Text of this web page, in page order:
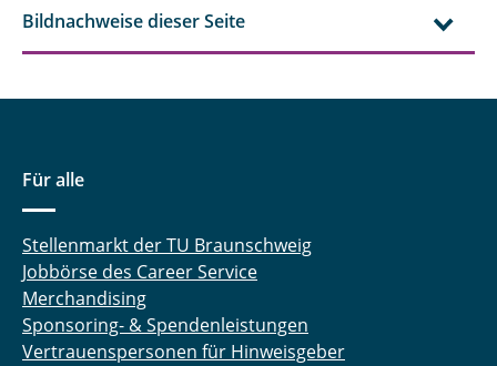
Bildnachweise dieser Seite
Für alle
Stellenmarkt der TU Braunschweig
Jobbörse des Career Service
Merchandising
Sponsoring- & Spendenleistungen
Vertrauenspersonen für Hinweisgeber